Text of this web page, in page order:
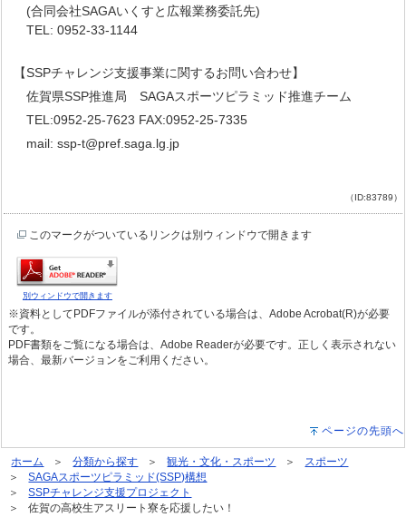
(合同会社SAGAいくすと広報業務委託先)
TEL: 0952-33-1144
【SSPチャレンジ支援事業に関するお問い合わせ】
佐賀県SSP推進局 SAGAスポーツピラミッド推進チーム
TEL:0952-25-7623 FAX:0952-25-7335
mail: ssp-t@pref.saga.lg.jp
（ID:83789）
このマークがついているリンクは別ウィンドウで開きます
別ウィンドウで開きます
※資料としてPDFファイルが添付されている場合は、Adobe Acrobat(R)が必要
です。
PDF書類をご覧になる場合は、Adobe Readerが必要です。正しく表示されない
場合、最新バージョンをご利用ください。
ページの先頭へ
ホーム 分類から探す 観光・文化・スポーツ
スポーツ
SAGAスポーツピラミッド(SSP)構想
SSPチャレンジ支援プロジェクト
佐賀の高校生アスリート寮を応援したい！